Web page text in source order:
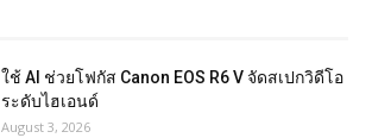
ใช้ AI ช่วยโฟกัส Canon EOS R6 V จัดสเปกวิดีโอ
ระดับไฮเอนด์
August 3, 2026